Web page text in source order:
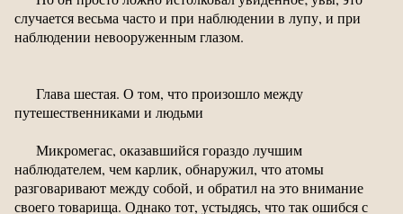
случается весьма часто и при наблюдении в лупу, и при
наблюдении невооруженным глазом.
Глава шестая. О том, что произошло между
путешественниками и людьми
Микромегас, оказавшийся гораздо лучшим
наблюдателем, чем карлик, обнаружил, что атомы
разговаривают между собой, и обратил на это внимание
своего товарища. Однако тот, устыдясь, что так ошибся с